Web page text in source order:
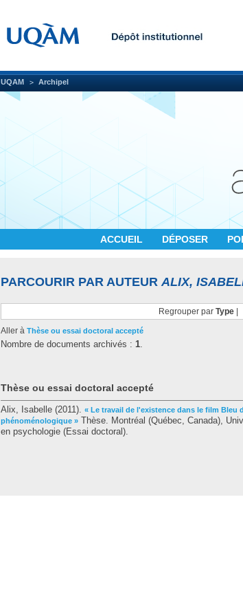
UQAM Archipel
ACCUEIL DÉPOSER
PARCOURIR PAR AUTEURALIX,
Regrouper par Type|
Aller à Thèse ou essai doctoral accepté
Nombre de documents archivés : 1.
Thèse ou essai doctoral accepté
Alix, Isabelle (2011). « Le travail de l'existence dans le film Bleu
phénoménologique » Thèse. Montréal (Québec, Canada),
en psychologie (Essai doctoral).